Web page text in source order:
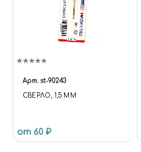
Арт. st-90243
СВЕРЛО, 1,5 ММ
от 60 ₽